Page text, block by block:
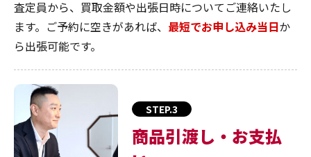
査定員から、買取金額や出張日時についてご連絡いたし
ます。ご予約に空きがあれば、 最短でお申し込み当日か
ら出張可能です。
STEP.3
商品引渡し・お支払